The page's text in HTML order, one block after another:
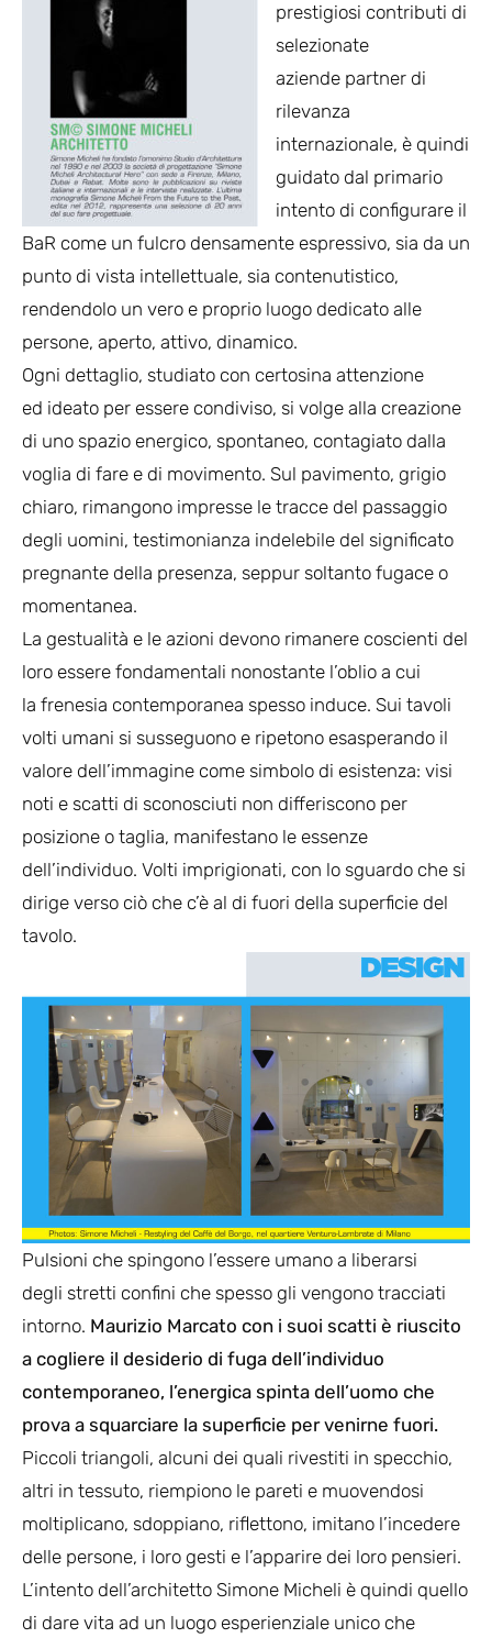
prestigiosi contributi di
selezionate
aziende partner di
rilevanza
internazionale, è quindi
guidato dal primario
intento di configurare il
BaR come un fulcro densamente espressivo, sia da un
punto di vista intellettuale, sia contenutistico,
rendendolo un vero e proprio luogo dedicato alle
persone, aperto, attivo, dinamico.
Ogni dettaglio, studiato con certosina attenzione
ed ideato per essere condiviso, si volge alla creazione
di uno spazio energico, spontaneo, contagiato dalla
voglia di fare e di movimento. Sul pavimento, grigio
chiaro, rimangono impresse le tracce del passaggio
degli uomini, testimonianza indelebile del significato
pregnante della presenza, seppur soltanto fugace o
momentanea.
La gestualità e le azioni devono rimanere coscienti del
loro essere fondamentali nonostante l’oblio a cui
la frenesia contemporanea spesso induce. Sui tavoli
volti umani si susseguono e ripetono esasperando il
valore dell’immagine come simbolo di esistenza: visi
noti e scatti di sconosciuti non differiscono per
posizione o taglia, manifestano le essenze
dell’individuo. Volti imprigionati, con lo sguardo che si
dirige verso ciò che c’è al di fuori della superficie del
tavolo.
Pulsioni che spingono l’essere umano a liberarsi
degli stretti confini che spesso gli vengono tracciati
intorno. Maurizio Marcato con i suoi scatti è riuscito
a cogliere il desiderio di fuga dell’individuo
contemporaneo, l’energica spinta dell’uomo che
prova a squarciare la superficie per venirne fuori.
Piccoli triangoli, alcuni dei quali rivestiti in specchio,
altri in tessuto, riempiono le pareti e muovendosi
moltiplicano, sdoppiano, riflettono, imitano l’incedere
delle persone, i loro gesti e l’apparire dei loro pensieri.
L’intento dell’architetto Simone Micheli è quindi quello
di dare vita ad un luogo esperienziale unico che